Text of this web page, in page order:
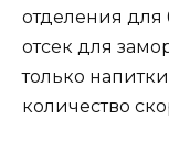
отделения для
отсек для
только
количество